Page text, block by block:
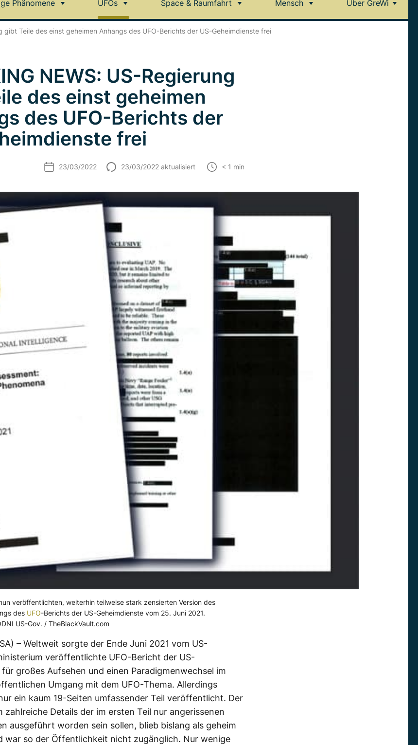
Phänomene UFOs Space & Raumfahrt Mensch Über GreWi
gibt Teile des einst geheimen Anhangs des UFO-Berichts der US-Geheimdienste frei
NEWS: US-Regierung
des einst geheimen
des UFO-Berichts der
frei
23/03/2022 23/03/2022 aktualisiert < 1 min
veröffentlichten, weiterhin teilweise stark zensierten Version des
des UFO-Berichts der US-Geheimdienste vom 25. Juni 2021.
US-Gov. / TheBlackVault.com
– Weltweit sorgte der Ende Juni 2021 vom US-
veröffentlichte UFO-Bericht der US-
großes Aufsehen und einen Paradigmenwechsel im
Umgang mit dem UFO-Thema. Allerdings
ein kaum 19-Seiten umfassender Teil veröffentlicht. Der
zahlreiche Details der im ersten Teil nur angerissenen
ausgeführt worden sein sollen, blieb bislang als geheim
war so der Öffentlichkeit nicht zugänglich. Nur wenige